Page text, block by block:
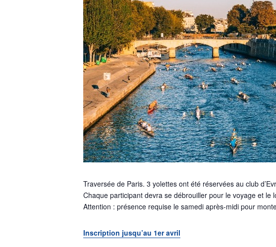
Traversée de Paris. 3 yolettes ont été réservées au club
Chaque participant devra se débrouiller pour le voyage et le
Attention : présence requise le samedi après-midi pour
Inscription jusqu’au 1er avril